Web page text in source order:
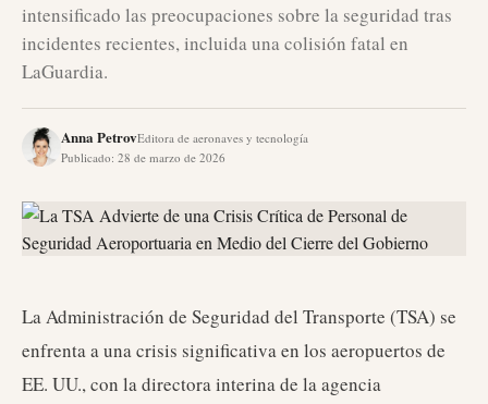
intensificado las preocupaciones sobre la seguridad tras
incidentes recientes, incluida una colisión fatal en
LaGuardia.
Anna PetrovEditora de aeronaves y tecnología
Publicado: 28 de marzo de 2026
La Administración de Seguridad del Transporte (TSA) se
enfrenta a una crisis significativa en los aeropuertos de
EE. UU., con la directora interina de la agencia